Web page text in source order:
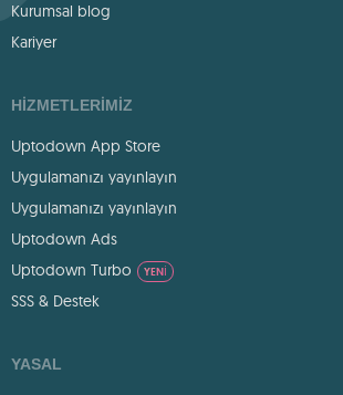
Kurumsal blog
Kariyer
HIZMETLERIMIZ
Uptodown App Store
Uygulamanızı yayınlayın
Uygulamanızı yayınlayın
Uptodown Ads
Uptodown Turbo
YENI
SSS & Destek
YASAL